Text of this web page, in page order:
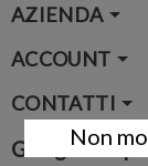
AZIENDA
ACCOUNT
CONTATTI
Google Map
Non